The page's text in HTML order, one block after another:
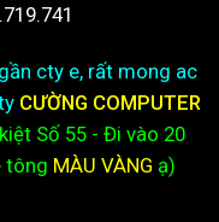
cty e, rất mong ac
CƯỜNG COMPUTER
Số 55 - Đi vào 20
tông MÀU VÀNG ạ)